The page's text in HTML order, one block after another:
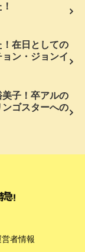
在日としての
ン・ジョンイ
子！卒アルの
ゴスターへの
営者情報